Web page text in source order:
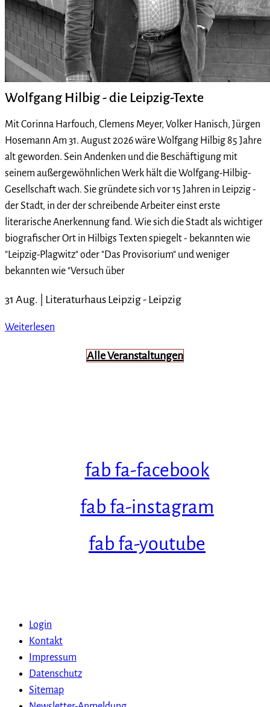
Wolfgang Hilbig - die Leipzig-Texte
Mit Corinna Harfouch, Clemens Meyer, Volker Hanisch, Jürgen
Hosemann Am 31. August 2026 wäre Wolfgang Hilbig 85 Jahre
alt geworden. Sein Andenken und die Beschäftigung mit
seinem außergewöhnlichen Werk hält die Wolfgang-Hilbig-
Gesellschaft wach. Sie gründete sich vor 15 Jahren in Leipzig -
der Stadt, in der der schreibende Arbeiter einst erste
literarische Anerkennung fand. Wie sich die Stadt als wichtiger
biografischer Ort in Hilbigs Texten spiegelt - bekannten wie
"Leipzig-Plagwitz" oder "Das Provisorium" und weniger
bekannten wie "Versuch über
31 Aug. | Literaturhaus Leipzig- Leipzig
Weiterlesen
Alle Veranstaltungen
fab fa-facebook
fab fa-instagram
fab fa-youtube
Login
Kontakt
Impressum
Datenschutz
Sitemap